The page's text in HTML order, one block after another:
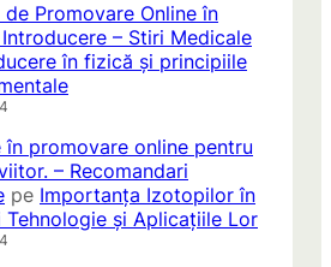
Promovare Online în
– Stiri Medicale
în fizică și principiile
în promovare online pentru
– Recomandari
pe Importanța Izotopilor în
Tehnologie și Aplicațiile Lor